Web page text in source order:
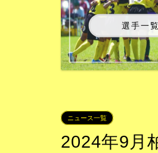
選手一覧
ニュース一覧
2024年9月